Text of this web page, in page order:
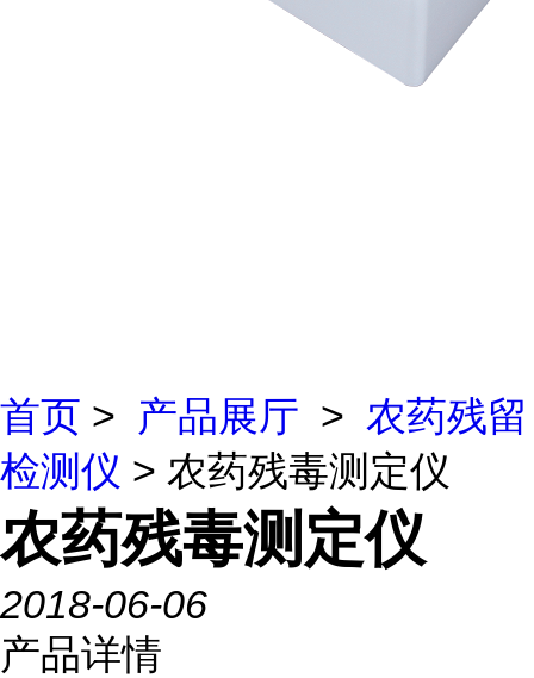
首页 > 产品展厅 > 农药残留
检测仪 > 农药残毒测定仪
农药残毒测定仪
2018-06-06
产品详情